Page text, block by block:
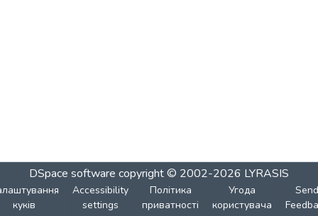
DSpace software copyright © 2002-2026 LYRASIS
куків
Accessibility
settings
Політика
приватності
Угода
користувача
Send